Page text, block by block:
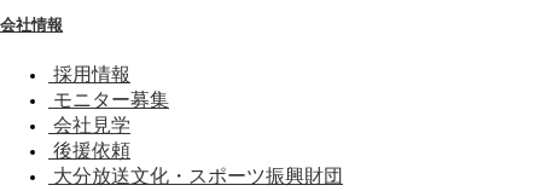
会社情報
採用情報
モニター募集
会社見学
後援依頼
大分放送文化・スポーツ振興財団